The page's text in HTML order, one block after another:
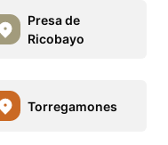
Presa de
Ricobayo
Torregamones